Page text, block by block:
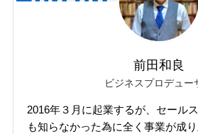
前田和良
ビジネスプロデュー
2016年３月に起業するが、セール
も知らなかった為に全く事業が成